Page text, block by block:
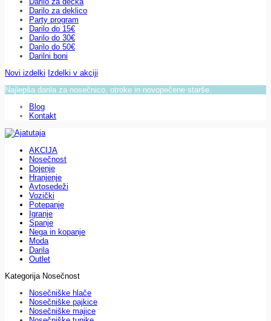
Darilo za deklico
Party program
Darilo do 15€
Darilo do 30€
Darilo do 50€
Darilni boni
Novi izdelki Izdelki v akciji
Najlepša darila za nosečnico, otroke in novopečene starše.
Blog
Kontakt
AKCIJA
Nosečnost
Dojenje
Hranjenje
Avtosedeži
Vozički
Potepanje
Igranje
Spanje
Nega in kopanje
Moda
Darila
Outlet
Kategorija Nosečnost
Nosečniške hlače
Nosečniške pajkice
Nosečniške majice